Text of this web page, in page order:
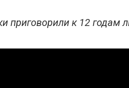
приговорили к 12 годам